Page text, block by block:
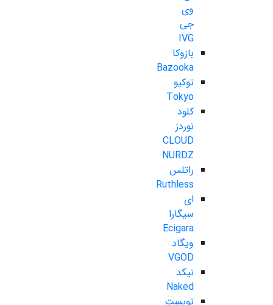
وی
جی
IVG
بازوکا
Bazooka
توکیو
Tokyo
کلود
نوردز
CLOUD
NURDZ
راتلس
Ruthless
ای
سیگارا
Ecigara
ویگاد
VGOD
نیکد
Naked
تویست